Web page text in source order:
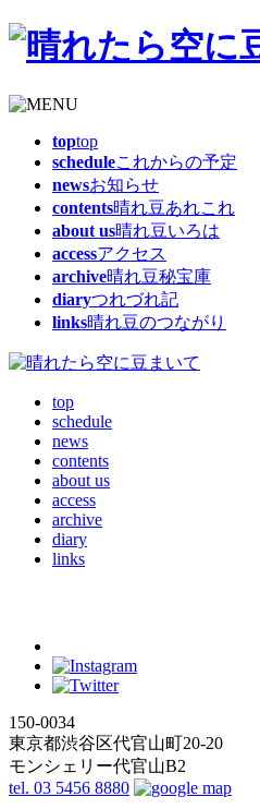
toptop
scheduleこれからの予定
newsお知らせ
contents晴れ豆あれこれ
about us晴れ豆いろは
accessアクセス
archive晴れ豆秘宝庫
diaryつれづれ記
links晴れ豆のつながり
top
schedule
news
contents
about us
access
archive
diary
links
150-0034
東京都渋谷区代官山町20-20
モンシェリー代官山B2
tel. 03 5456 8880